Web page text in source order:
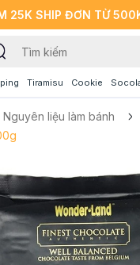
25K SHIP ĐƠN TỪ
Tiramisu Cookie
Nguyên liệu làm bánh